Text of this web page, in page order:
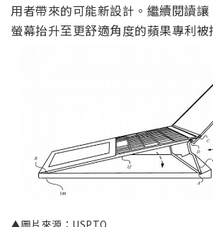
用者帶來的可能新設計。繼續閱讀
螢幕抬升至更舒適角度的蘋果專利被
▲圖片來源：USPTO